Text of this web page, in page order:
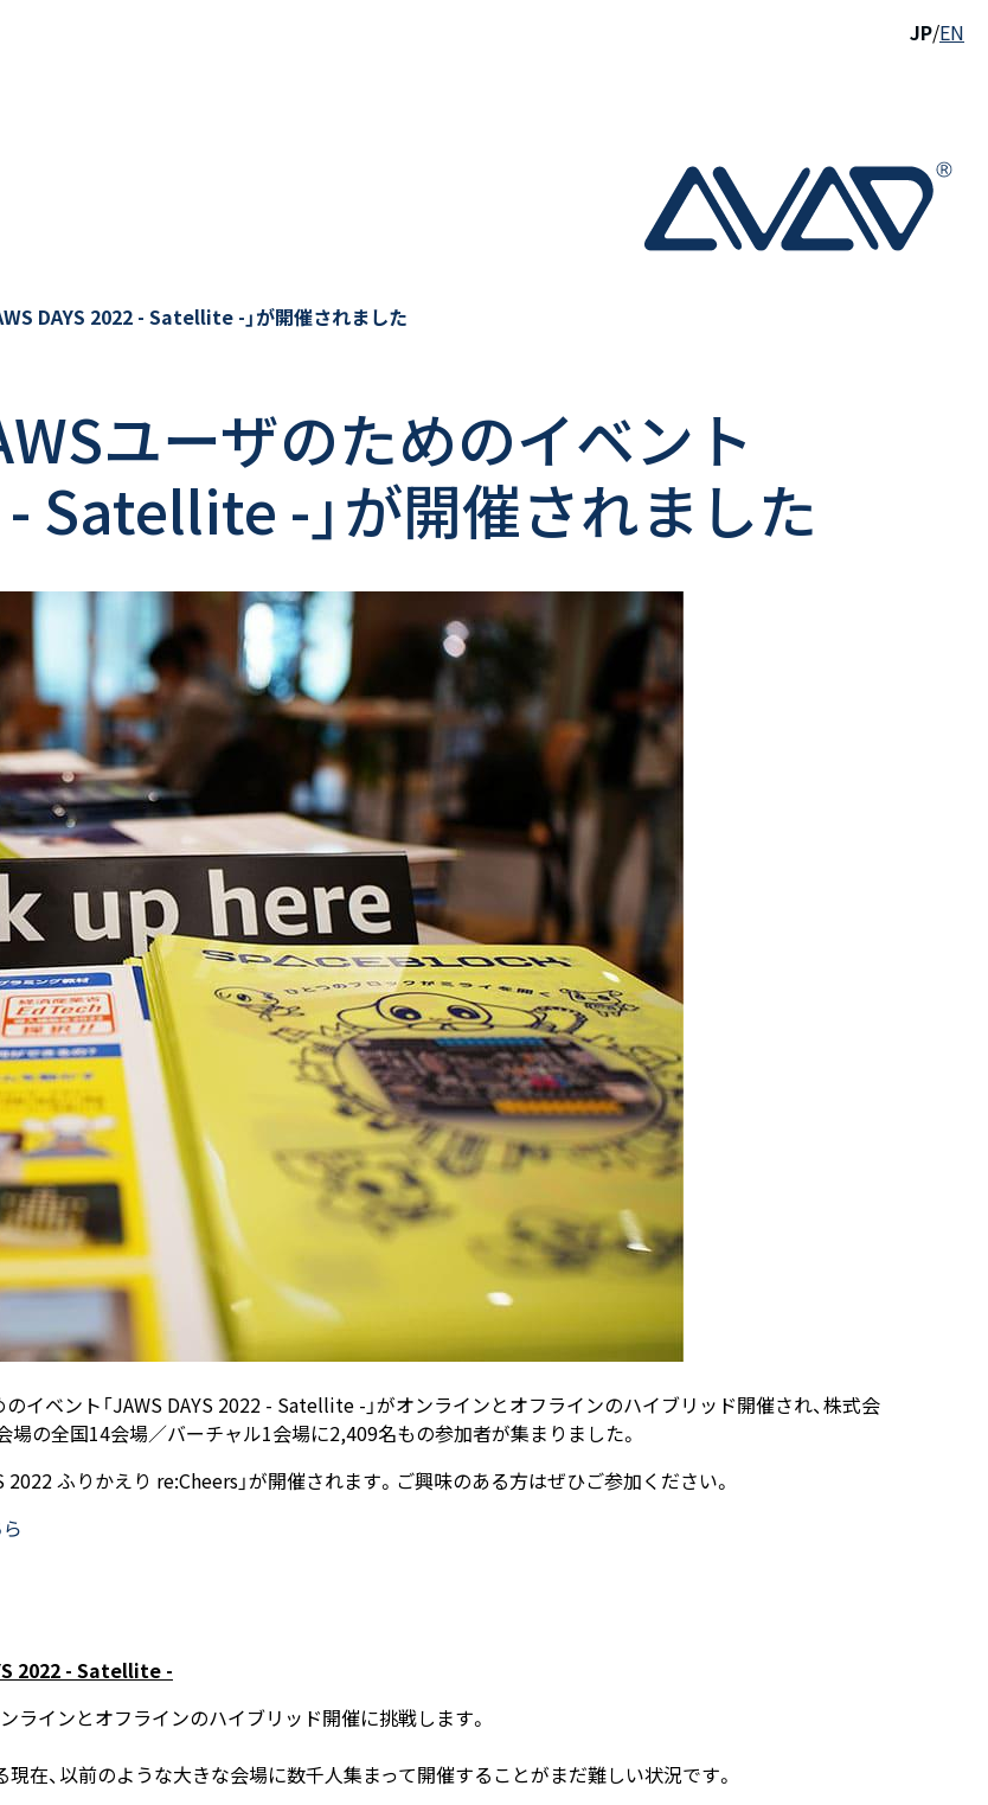
DAYS 2022 - Satellite -」が開催されました
ユーザのためのイベント
- Satellite -」が開催されました
イベント「JAWS DAYS 2022 - Satellite -」がオンラインとオフラインのハイブリッド開催され、株式会
の全国14会場／バーチャル1会場に2,409名もの参加者が集まりました。
ふりかえり re:Cheers」が開催されます。ご興味のある方はぜひご参加ください。
2022 - Satellite -
ラインとオフラインのハイブリッド開催に挑戦します。
在、以前のような大きな会場に数千人集まって開催することがまだ難しい状況です。
JP/EN